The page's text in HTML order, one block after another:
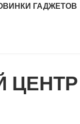
ГАДЖЕТОВ
ЦЕНТР